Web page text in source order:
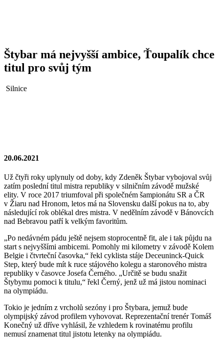
Štybar má nejvyšší ambice, Ťoupalík chce
titul pro svůj tým
Silnice
20.06.2021
Už čtyři roky uplynuly od doby, kdy Zdeněk Štybar vybojoval svůj
zatím poslední titul mistra republiky v silničním závodě mužské
elity. V roce 2017 triumfoval při společném šampionátu SR a ČR
v Žiaru nad Hronom, letos má na Slovensku další pokus na to, aby
následující rok oblékal dres mistra. V nedělním závodě v Bánovcích
nad Bebravou patří k velkým favoritům.
„Po nedávném pádu ještě nejsem stoprocentně fit, ale i tak půjdu na
start s nejvyššími ambicemi. Pomohly mi kilometry v závodě Kolem
Belgie i čtvrteční časovka,“ řekl cyklista stáje Deceuninck-Quick
Step, který bude mít k ruce stájového kolegu a staronového mistra
republiky v časovce Josefa Černého. „Určitě se budu snažit
Štybymu pomoci k titulu,“ řekl Černý, jenž už má jistou nominaci
na olympiádu.
Tokio je jedním z vrcholů sezóny i pro Štybara, jemuž bude
olympijský závod profilem vyhovovat. Reprezentační trenér Tomáš
Konečný už dříve vyhlásil, že vzhledem k rovinatému profilu
nemusí znamenat titul jistotu letenky na olympiádu.